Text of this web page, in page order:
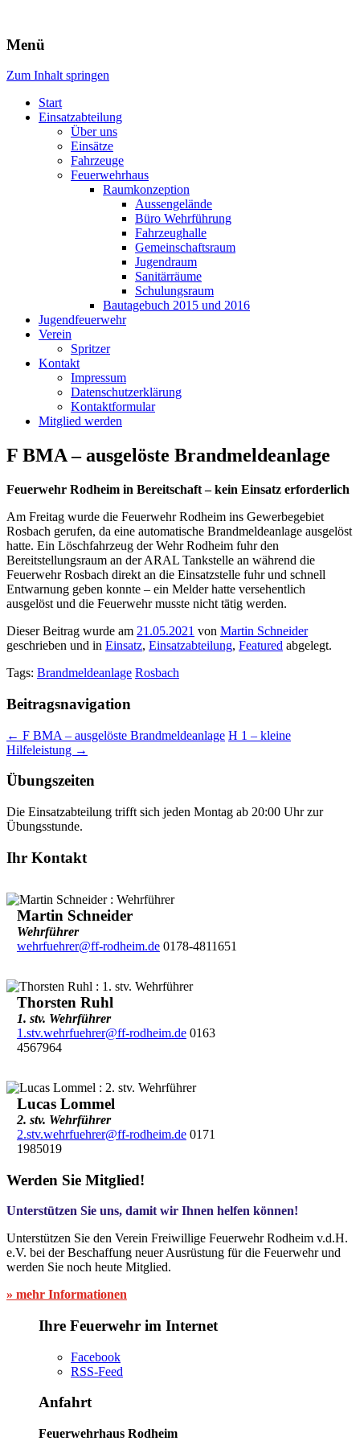
Freiwillige Feuerwehr Rodheim
v.d.H.
Menü
Zum Inhalt springen
Start
Einsatzabteilung
Über uns
Einsätze
Fahrzeuge
Feuerwehrhaus
Raumkonzeption
Aussengelände
Büro Wehrführung
Fahrzeughalle
Gemeinschaftsraum
Jugendraum
Sanitärräume
Schulungsraum
Bautagebuch 2015 und 2016
Jugendfeuerwehr
Verein
Spritzer
Kontakt
Impressum
Datenschutzerklärung
Kontaktformular
Mitglied werden
F BMA – ausgelöste Brandmeldeanlage
Feuerwehr Rodheim in Bereitschaft – kein Einsatz erforderlich
Am Freitag wurde die Feuerwehr Rodheim ins Gewerbegebiet
Rosbach gerufen, da eine automatische Brandmeldeanlage ausgelöst
hatte. Ein Löschfahrzeug der Wehr Rodheim fuhr den
Bereitstellungsraum an der ARAL Tankstelle an während die
Feuerwehr Rosbach direkt an die Einsatzstelle fuhr und schnell
Entwarnung geben konnte – ein Melder hatte versehentlich
ausgelöst und die Feuerwehr musste nicht tätig werden.
Dieser Beitrag wurde am 21.05.2021 von Martin Schneider
geschrieben und in Einsatz, Einsatzabteilung, Featured abgelegt.
Tags: Brandmeldeanlage Rosbach
Beitragsnavigation
← F BMA – ausgelöste Brandmeldeanlage H 1 – kleine
Hilfeleistung →
Übungszeiten
Die Einsatzabteilung trifft sich jeden Montag ab 20:00 Uhr zur
Übungsstunde.
Ihr Kontakt
Martin Schneider
Wehrführer
wehrfuehrer@ff-rodheim.de0178-4811651
Thorsten Ruhl
1. stv. Wehrführer
1.stv.wehrfuehrer@ff-rodheim.de0163
4567964
Lucas Lommel
2. stv. Wehrführer
2.stv.wehrfuehrer@ff-rodheim.de0171
1985019
Werden Sie Mitglied!
Unterstützen Sie uns, damit wir Ihnen helfen können!
Unterstützen Sie den Verein Freiwillige Feuerwehr Rodheim v.d.H.
e.V. bei der Beschaffung neuer Ausrüstung für die Feuerwehr und
werden Sie noch heute Mitglied.
» mehr Informationen
Ihre Feuerwehr im Internet
Facebook
RSS-Feed
Anfahrt
Feuerwehrhaus Rodheim